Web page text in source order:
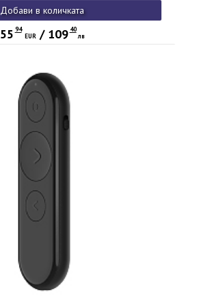
Добави в количката
55 94
EUR/ 109 40
лв